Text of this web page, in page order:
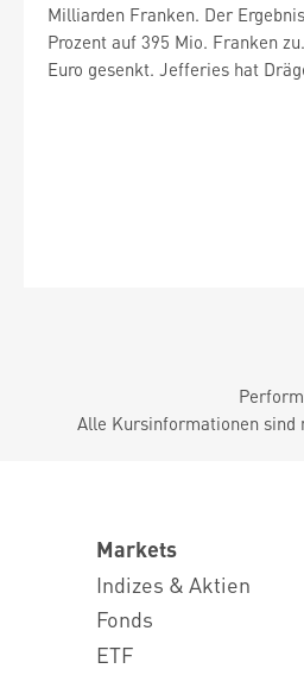
Milliarden Franken. Der
Prozent auf 395 Mio. Franken
Euro gesenkt. Jefferies hat
Alle Kursinformationen sind
Markets
Indizes & Aktien
Fonds
ETF